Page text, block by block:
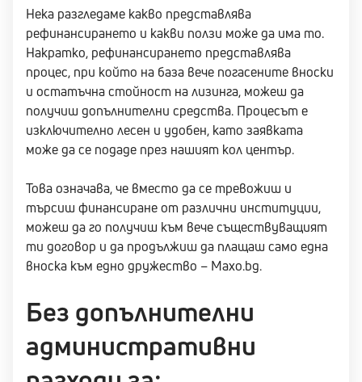
Нека разгледаме какво представлява
рефинансирането и какви ползи може да има то.
Накратко, рефинансирането представлява
процес, при който на база вече погасените вноски
и остатъчна стойност на лизинга, можеш да
получиш допълнителни средства. Процесът е
изключително лесен и удобен, като заявката
може да се подаде през нашият кол център.
Това означава, че вместо да се тревожиш и
търсиш финансиране от различни институции,
можеш да го получиш към вече съществуващият
ти договор и да продължиш да плащаш само една
вноска към едно дружество – Мaxo.bg.
Без допълнителни
административни